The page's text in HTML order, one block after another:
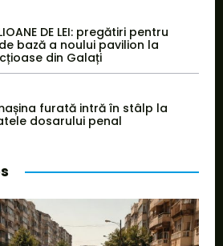
DE LEI: pregătiri pentru
bază a noului pavilion la
din Galați
furată intră în stâlp la
dosarului penal